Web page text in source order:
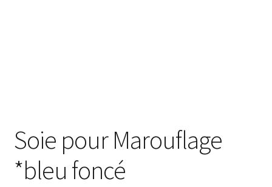
Soie pour Marouflage
*bleu foncé